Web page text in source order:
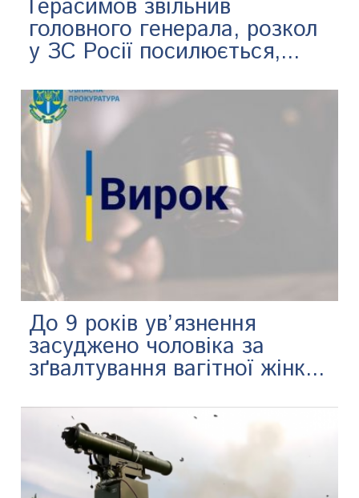
Герасимов звільнив
головного генерала, розкол
у ЗС Росії посилюється,...
До 9 років ув’язнення
засуджено чоловіка за
зґвалтування вагітної жінк...